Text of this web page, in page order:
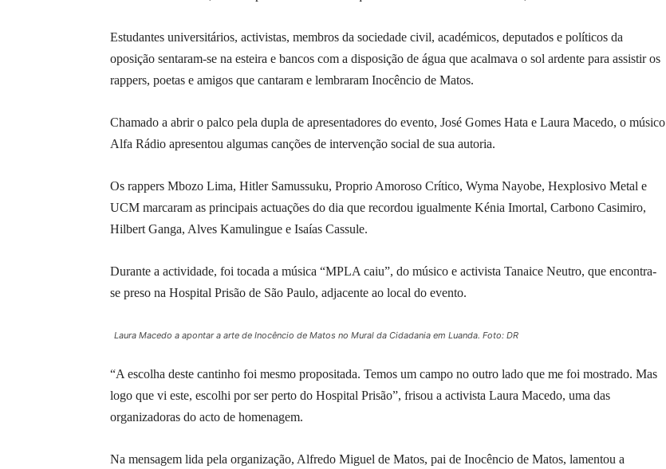
Estudantes universitários, activistas, membros da sociedade civil, académicos, deputados e políticos da
oposição sentaram-se na esteira e bancos com a disposição de água que acalmava o sol ardente para assistir os
rappers, poetas e amigos que cantaram e lembraram Inocêncio de Matos.
Chamado a abrir o palco pela dupla de apresentadores do evento, José Gomes Hata e Laura Macedo, o músico
Alfa Rádio apresentou algumas canções de intervenção social de sua autoria.
Os rappers Mbozo Lima, Hitler Samussuku, Proprio Amoroso Crítico, Wyma Nayobe, Hexplosivo Metal e
UCM marcaram as principais actuações do dia que recordou igualmente Kénia Imortal, Carbono Casimiro,
Hilbert Ganga, Alves Kamulingue e Isaías Cassule.
Durante a actividade, foi tocada a música “MPLA caiu”, do músico e activista Tanaice Neutro, que encontra-
se preso na Hospital Prisão de São Paulo, adjacente ao local do evento.
Laura Macedo a apontar a arte de Inocêncio de Matos no Mural da Cidadania em Luanda. Foto: DR
“A escolha deste cantinho foi mesmo propositada. Temos um campo no outro lado que me foi mostrado. Mas
logo que vi este, escolhi por ser perto do Hospital Prisão”, frisou a activista Laura Macedo, uma das
organizadoras do acto de homenagem.
Na mensagem lida pela organização, Alfredo Miguel de Matos, pai de Inocêncio de Matos, lamentou a